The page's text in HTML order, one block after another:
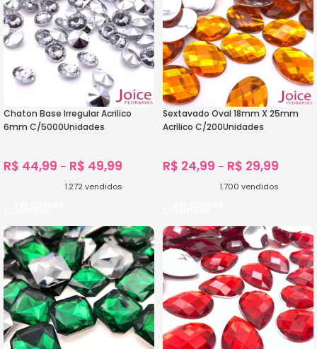
Chaton Base Irregular Acrilico
6mm C/5000Unidades
R$ 44,99 – R$ 49,99
1.272 vendidos
Sextavado Oval 18mm X 25mm
Acrílico C/200Unidades
R$ 24,99 – R$ 29,99
1.700 vendidos